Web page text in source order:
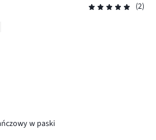
(2)
w paski